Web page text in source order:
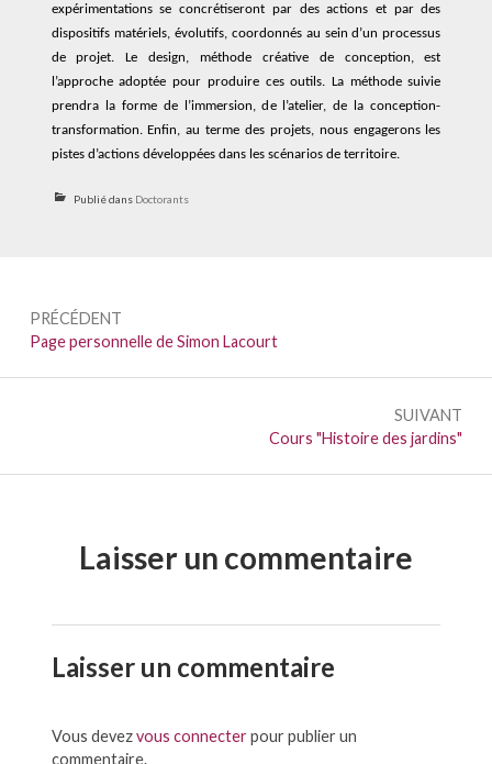
expérimentations se concrétiseront par des actions et par des
dispositifs matériels, évolutifs, coordonnés au sein d’un processus
de projet.
Le design, méthode créative de conception, est
l’approche adoptée pour produire cesoutils. La méthode suivie
prendra la forme de l’immersion, d e l’atelier, de laconception-
transformation. Enfin, au terme des projets, nous engagerons les
pistes d’actionsdéveloppéesdans les scénarios de territoire.
Publié dans Doctorants
Navigation
de
l’article
PRÉCÉDENT
Précédent :
Page personnelle de Simon Lacourt
SUIVANT
Suivant :
Cours "Histoire des jardins"
Laisser un commentaire
Laisser un commentaire
Vous devezvous connecterpour publier un
commentaire.